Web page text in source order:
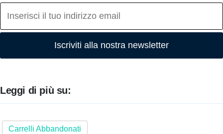
Iscriviti alla nostra newsletter
Leggi di più su:
Carrelli Abbandonati